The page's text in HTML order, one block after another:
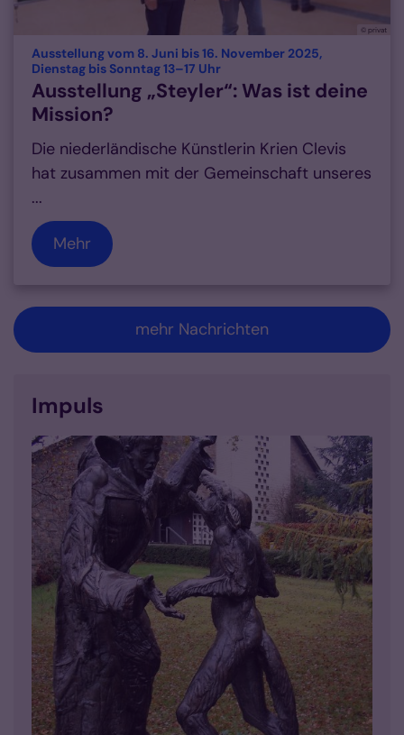
© privat
Ausstellung vom 8. Juni bis 16. November 2025,
Dienstag bis Sonntag 13–17 Uhr:
Ausstellung „Steyler“: Was ist deine
Mission?
Die niederländische Künstlerin Krien Clevis
hat zusammen mit der Gemeinschaft unseres
...
Mehr
mehr Nachrichten
Impuls